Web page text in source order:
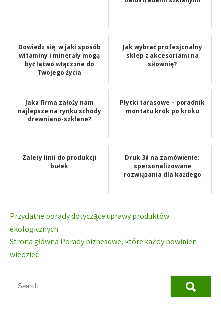
Dowiedz się, w jaki sposób
witaminy i minerały mogą
być łatwo włączone do
Twojego życia
Jak wybrać profesjonalny
sklep z akcesoriami na
siłownię?
Jaka firma założy nam
najlepsze na rynku schody
drewniano-szklane?
Płytki tarasowe – poradnik
montażu krok po kroku
Zalety linii do produkcji
bułek
Druk 3d na zamówienie:
spersonalizowane
rozwiązania dla każdego
Nawigacja
wpisu
Przydatne porady dotyczące uprawy produktów
ekologicznych
Strona główna Porady biznesowe, które każdy powinien
wiedzieć